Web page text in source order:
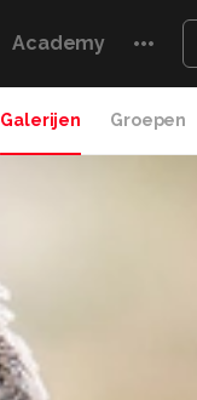
Academy
Galerijen Groepen